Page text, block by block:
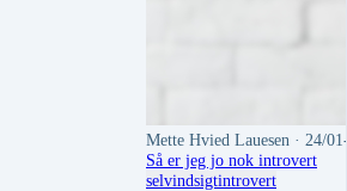
Mette Hvied Lauesen · 24/
Så er jeg jo nok introvert
selvindsigtintrovert